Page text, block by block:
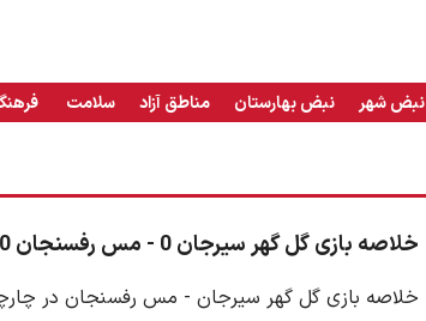
نبض شهر نبض بهارستان مناطق آزاد سلامت
خلاصه بازی گل گهر سیرجان 0 - مس رفسنجان 0
خلاصه بازی گل گهر سیرجان - مس رفسنجان در چارچوب هفته 20 رقابت‌های لیگ